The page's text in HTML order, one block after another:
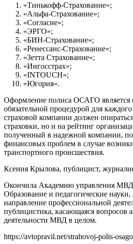
«Тинькофф-Страхование»;
«Альфа-Страхование»;
«Согласие»;
«ЭРГО»;
«БИН-Страхование»;
«Ренессанс-Страхование»;
«Зетта Страхование»;
«Ингосстрах»;
«INTOUCH»;
«Югория».
Оформление полиса ОСАГО является
обязательной процедурой для
страховой компании должен
страховки, но и на рейтинг
полученный в надежной компании,
финансовых проблем в случае
транспортного происшествия.
Ксения Крылова, публицист,
Окончила Академию управления
Образование и педагогические
направление профессиональной
публицистика, касающаяся вопросов
деятельности МВД в целом.
https://avtopravil.net/strahovoj-polis-